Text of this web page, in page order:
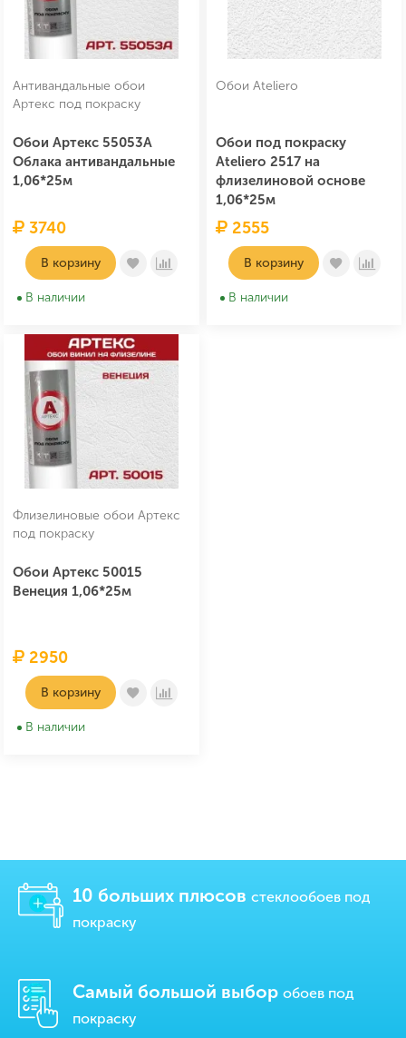
Антивандальные обои
Артекс под покраску
Обои Артекс 55053A
Облака антивандальные
1,06*25м
3740
В корзину
В наличии
Обои Ateliero
Обои под покраску
Ateliero 2517 на
флизелиновой основе
1,06*25м
2555
В корзину
В наличии
Флизелиновые обои Артекс
под покраску
Обои Артекс 50015
Венеция 1,06*25м
2950
В корзину
В наличии
10 больших плюсов стеклообоев под
покраску
Самый большой выбор обоев под
покраску